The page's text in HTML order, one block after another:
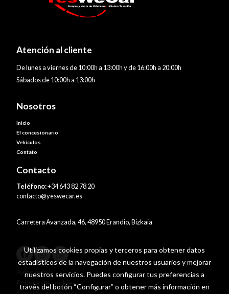
Atención al cliente
De lunes a viernes de 10:00h a 13:00h y de 16:00h a 20:00h
Sábados de 10:00h a 13:00h
Nosotros
Inicio
El concesionario
Vehículos
Contato
Contacto
Teléfono:+34 643 82 78 20
contacto@yeswecar.es
Carretera Avanzada, 46, 48950 Erandio, Bizkaia
Aviso legal
Política de cookies
Utilizamos cookies propias y terceros para obtener datos
estadísticos de la navegación de nuestros usuarios y mejorar
nuestros servicios. Puedes configurar tus preferencias a
través del botón “Configurar” o obtener más información en